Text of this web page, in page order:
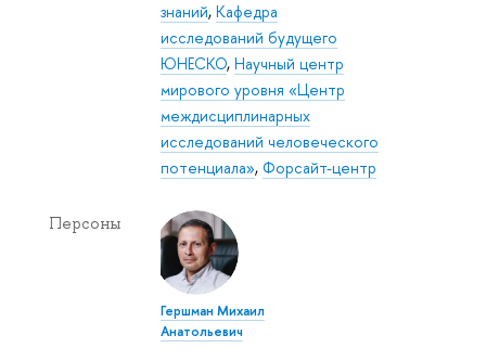
знаний,Кафедра
исследований будущего
ЮНЕСКО,Научный центр
мирового уровня «Центр
междисциплинарных
исследований человеческого
потенциала»,Форсайт-центр
Персоны
Гершман Михаил
Анатольевич